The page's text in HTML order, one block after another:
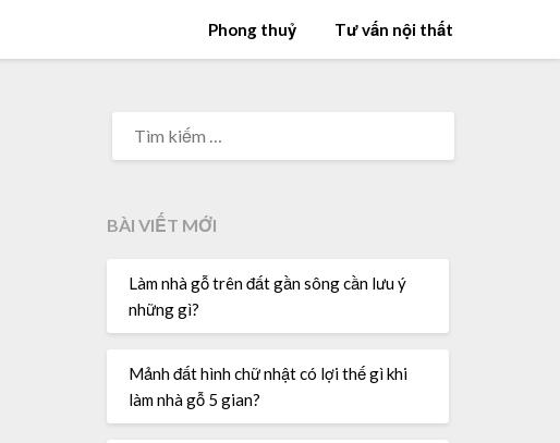
Phong thuỷ Tư vấn nội thất
KIẾM
BÀI VIẾT MỚI
Làm nhà gỗ trên đất gần sông cần lưu ý
những gì?
Mảnh đất hình chữ nhật có lợi thế gì khi
làm nhà gỗ 5 gian?